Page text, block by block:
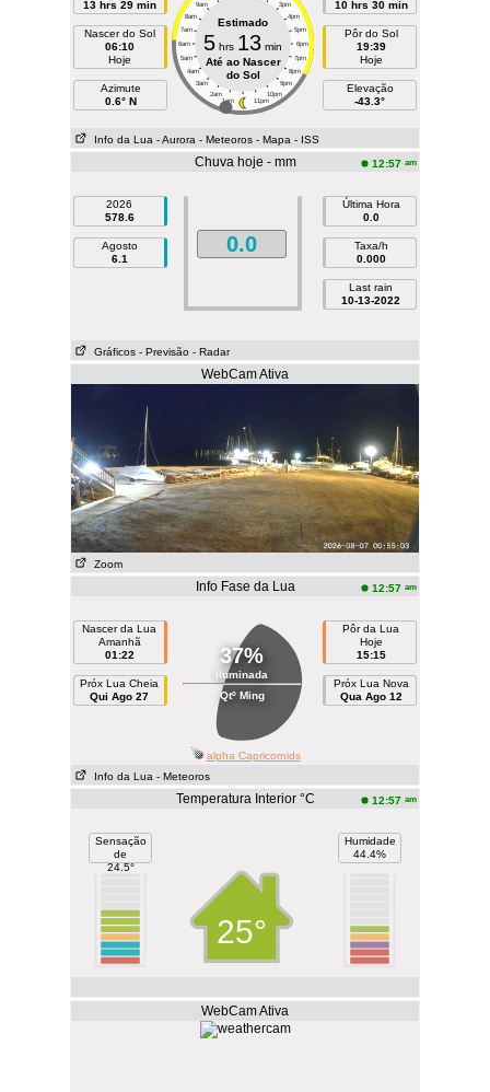
13 hrs 29 min
Nascer do Sol
06:10
Hoje
Azimute
0.6° N
9am 3pm
8am 4pm
7am 5pm
6am 6pm
5am 7pm
4am 8pm
3am 9pm
2am 10pm
1am 11pm
Estimado
5 hrs 13 min
Até ao Nascer
do Sol
10 hrs 30 min
Pôr do Sol
19:39
Hoje
Elevação
-43.3°
Info da Lua - Aurora - Meteoros - Mapa - ISS
Chuva hoje - mm 12:57 am
2026
578.6
Agosto
6.1
0.0
Última Hora
0.0
Taxa/h
0.000
Last rain
10-13-2022
Gráficos - Previsão - Radar
WebCam Ativa
Zoom
Info Fase da Lua 12:57 am
Nascer da Lua
Amanhã
01:22
Próx Lua Cheia
Qui Ago 27
37%
Iluminada
Qtº Ming
Pôr da Lua
Hoje
15:15
Próx Lua Nova
Qua Ago 12
alpha Capricornids
Info da Lua - Meteoros
Temperatura Interior °C 12:57 am
Sensação
de
24.5°
25°
Humidade
44.4%
WebCam Ativa